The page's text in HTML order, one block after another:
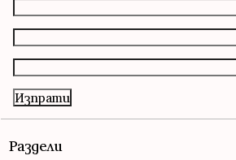
Раздели